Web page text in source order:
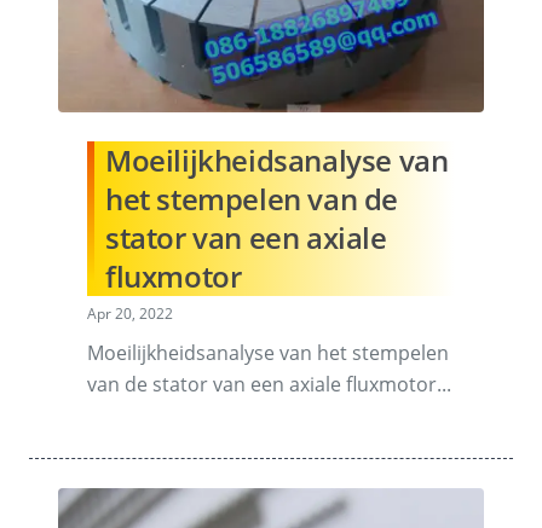
Moeilijkheidsanalyse van
het stempelen van de
stator van een axiale
fluxmotor
Apr 20, 2022
Moeilijkheidsanalyse van het stempelen
van de stator van een axiale fluxmotor...